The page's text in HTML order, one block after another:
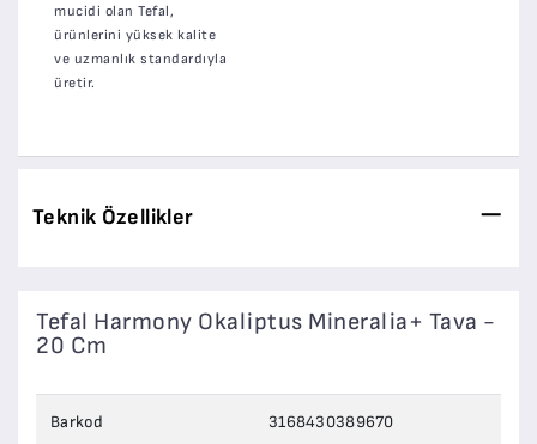
mucidi olan Tefal,
ürünlerini yüksek kalite
ve uzmanlık standardıyla
üretir.
Teknik Özellikler
Tefal Harmony Okaliptus Mineralia+ Tava -
20 Cm
Barkod 3168430389670